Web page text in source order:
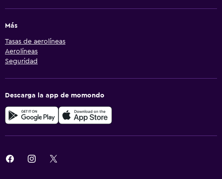
Más
Tasas de aerolíneas
Aerolíneas
Seguridad
Descarga la app de momondo